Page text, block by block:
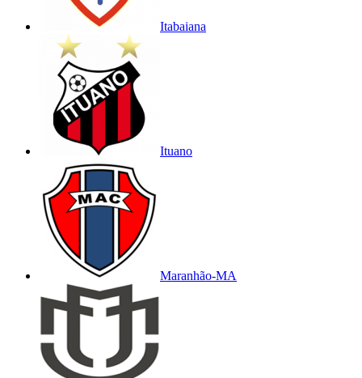
Itabaiana
Ituano
Maranhão-MA